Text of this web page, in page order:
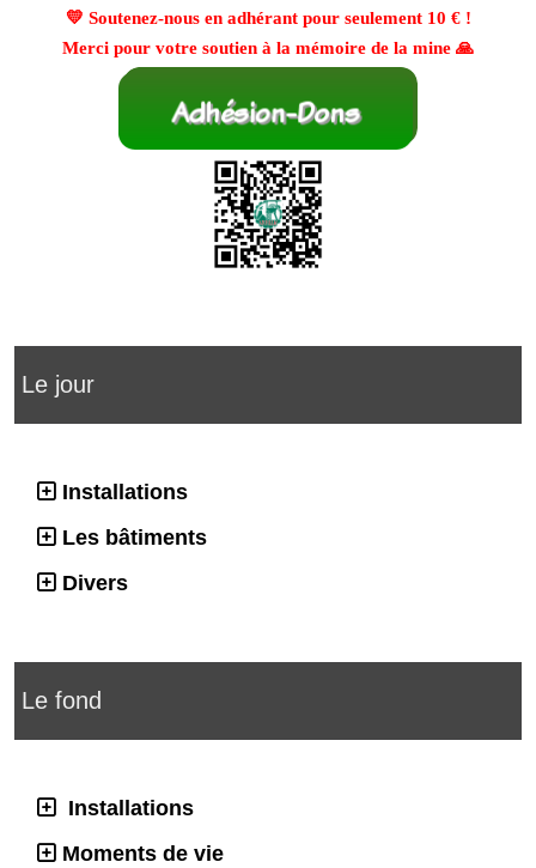
💛 Soutenez-nous en adhérant pour seulement 10 €!
Merci pour votre soutien à la mémoire de la mine 🙏
Le jour
Installations
Les bâtiments
Divers
Le fond
Installations
Moments de vie